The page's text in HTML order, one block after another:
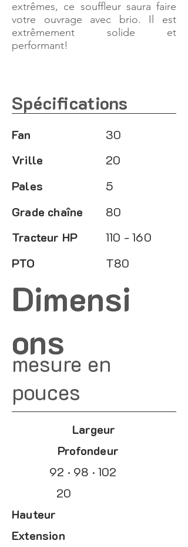
extrêmes, ce souffleur saura faire
votre ouvrage avec brio. Il est
extrêmement solide et
performant!
Spécifications
Fan
30
Vrille
20
Pales
5
Grade chaîne
80
Tracteur HP
110 - 160
PTO
T80
mesure en
pouces
Dimensi
ons
Largeur
Profondeur
92 · 98 · 102
20
Hauteur
Extension